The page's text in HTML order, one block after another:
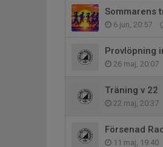
Sommarens
6 jun, 20:57
Provlöpning
26 maj, 20:07
Träning v 22
22 maj, 20:37
Försenad
11 maj, 19:40